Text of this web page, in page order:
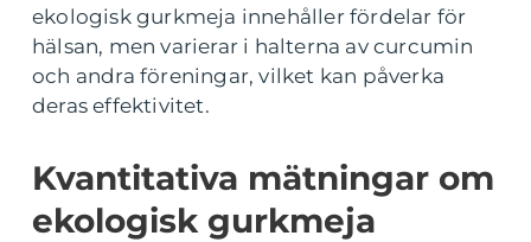
ekologisk gurkmeja innehåller fördelar för
hälsan, men varierar i halterna av curcumin
och andra föreningar, vilket kan påverka
deras effektivitet.
Kvantitativa mätningar om
ekologisk gurkmeja